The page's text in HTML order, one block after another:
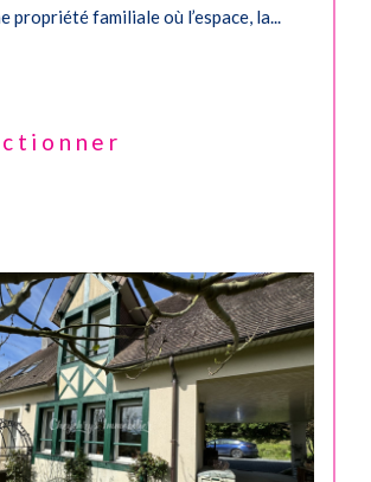
propriété familiale où l’espace, la...